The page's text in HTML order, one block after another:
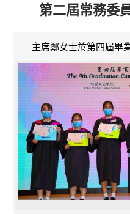
第二屆常務委
主席鄭女士於第四屆畢